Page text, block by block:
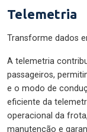
Telemetria
Transforme dados
A telemetria
passageiros,
e o modo de
eficiente da
operacional da
manutenção e